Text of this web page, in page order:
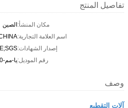
تفاصيل المنتج
مكان المنشأ:الصين
اسم العلامة التجارية:
إصدار الشهادات:
رقم الموديل:يا-مم-200
وصف
آلات التقطيع